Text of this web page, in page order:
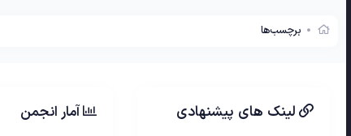
برچسب‌ها
لینک های پیشنهادی آمار انجمن